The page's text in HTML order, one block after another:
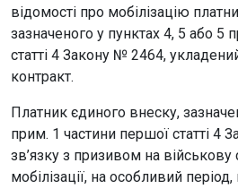
відомості про мобілізацію
зазначеного у пунктах 4, 5 або 5
статті 4 Закону № 2464,
контракт.
Платник єдиного внеску,
прим. 1 частини першої статті 4
зв’язку з призивом на військову
мобілізації, на особливий